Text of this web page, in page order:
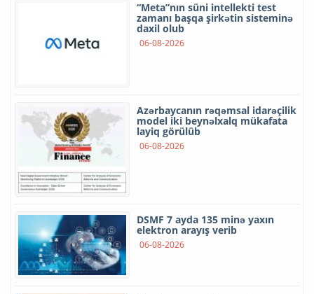
“Meta”nın süni intellekti test
zamanı başqa şirkətin sisteminə
daxil olub
06-08-2026
Azərbaycanın rəqəmsal idarəçilik
model iki beynəlxalq mükafata
layiq görülüb
06-08-2026
DSMF 7 ayda 135 minə yaxın
elektron arayış verib
06-08-2026